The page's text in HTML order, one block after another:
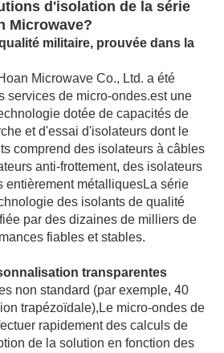
d'isolation de la série
Microwave?
militaire, prouvée dans la
Microwave Co., Ltd. a été
services de micro-ondes.est une
dotée de capacités de
et d'essai d'isolateurs dont le
comprend des isolateurs à câbles
anti-frottement, des isolateurs
entièrement métalliquesLa série
des isolants de qualité
par des dizaines de milliers de
fiables et stables.
transparentes
non standard (par exemple, 40
trapézoïdale), Le micro-ondes de
rapidement des calculs de
de la solution en fonction des